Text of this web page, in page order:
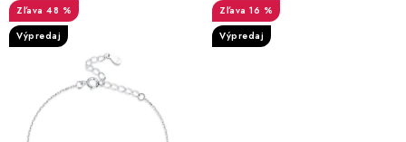
48 %
Výpredaj
16 %
Výpredaj